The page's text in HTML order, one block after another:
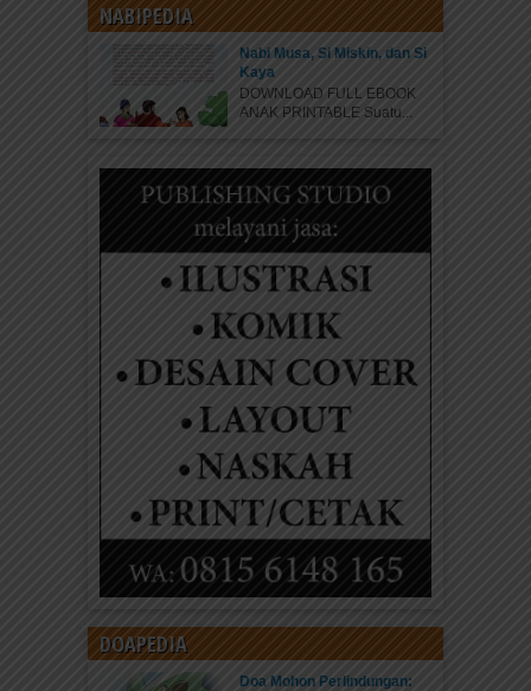
NABIPEDIA
Nabi Musa, Si Miskin, dan Si
Kaya
DOWNLOAD FULL EBOOK
ANAK PRINTABLE Suatu...
DOAPEDIA
Doa Mohon Perlindungan: